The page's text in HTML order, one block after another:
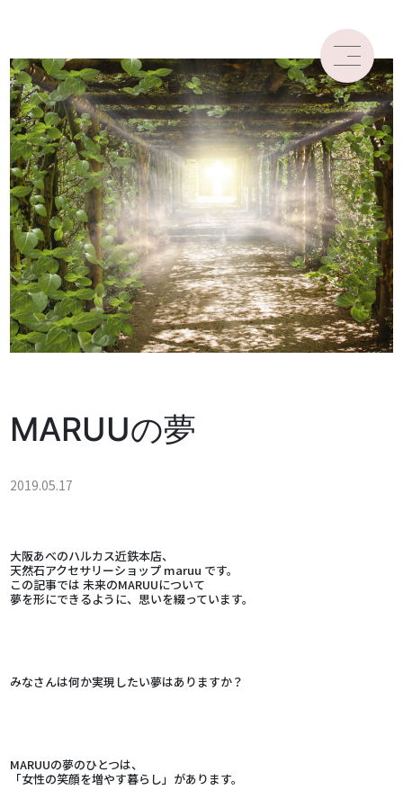
MARUUの夢
2019.05.17
大阪あべのハルカス近鉄本店、
天然石アクセサリーショップ maruu です。
この記事では 未来のMARUUについて
夢を形にできるように、思いを綴っています。
みなさんは何か実現したい夢はありますか？
MARUUの夢のひとつは、
「女性の笑顔を増やす暮らし」があります。